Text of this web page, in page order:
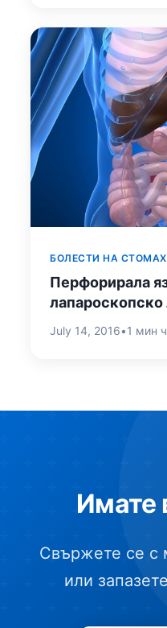
БОЛЕСТИ НА
Перфорирала
лапароскопско
July 14, 2016•1 мин
Имате
Свържете се с
или